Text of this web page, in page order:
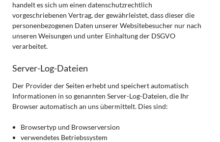
handelt es sich um einen datenschutzrechtlich
vorgeschriebenen Vertrag, der gewährleistet, dass dieser die
personenbezogenen Daten unserer Websitebesucher nur nach
unseren Weisungen und unter Einhaltung der DSGVO
verarbeitet.
Server-Log-Dateien
Der Provider der Seiten erhebt und speichert automatisch
Informationen in so genannten Server-Log-Dateien, die Ihr
Browser automatisch an uns übermittelt. Dies sind:
Browsertyp und Browserversion
verwendetes Betriebssystem